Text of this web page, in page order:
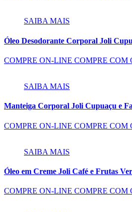
SAIBA MAIS
Óleo Desodorante Corporal Joli
COMPRE ON-LINE COMPRE COM
SAIBA MAIS
Manteiga Corporal Joli Cupuaçu e
COMPRE ON-LINE COMPRE COM
SAIBA MAIS
Óleo em Creme Joli Café e Frutas
COMPRE ON-LINE COMPRE COM